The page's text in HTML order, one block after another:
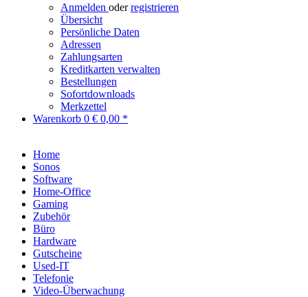
Anmelden oderregistrieren
Übersicht
Persönliche Daten
Adressen
Zahlungsarten
Kreditkarten verwalten
Bestellungen
Sofortdownloads
Merkzettel
Warenkorb 0 € 0,00 *
Home
Sonos
Software
Home-Office
Gaming
Zubehör
Büro
Hardware
Gutscheine
Used-IT
Telefonie
Video-Überwachung